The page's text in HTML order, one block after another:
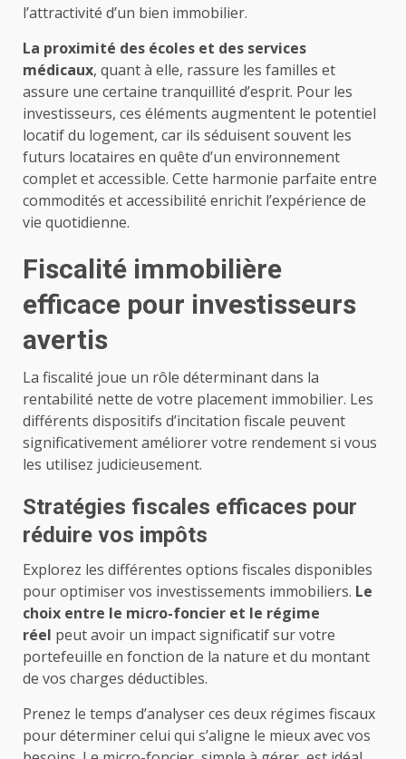
l’attractivité d’un bien immobilier.
La proximité des écoles et des services
médicaux, quant à elle, rassure les familles et
assure une certaine tranquillité d’esprit. Pour les
investisseurs, ces éléments augmentent le potentiel
locatif du logement, car ils séduisent souvent les
futurs locataires en quête d’un environnement
complet et accessible. Cette harmonie parfaite entre
commodités et accessibilité enrichit l’expérience de
vie quotidienne.
Fiscalité immobilière
efficace pour investisseurs
avertis
La fiscalité joue un rôle déterminant dans la
rentabilité nette de votre placement immobilier. Les
différents dispositifs d’incitation fiscale peuvent
significativement améliorer votre rendement si vous
les utilisez judicieusement.
Stratégies fiscales efficaces pour
réduire vos impôts
Explorez les différentes options fiscales disponibles
pour optimiser vos investissements immobiliers. Le
choix entre le micro-foncier et le régime
réel peut avoir un impact significatif sur votre
portefeuille en fonction de la nature et du montant
de vos charges déductibles.
Prenez le temps d’analyser ces deux régimes fiscaux
pour déterminer celui qui s’aligne le mieux avec vos